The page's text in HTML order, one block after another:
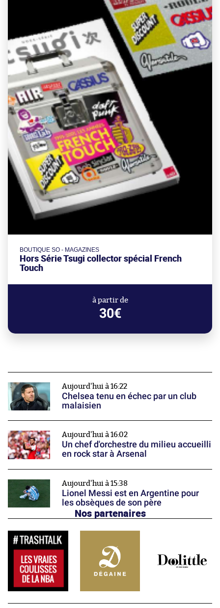
BOUTIQUE SO - MAGAZINES
Hors Série Tsugi collector spécial French
Touch
à partir de
30€
Aujourd'hui à 16:22
Chelsea tenu en échec par un club
malaisien
Aujourd'hui à 16:02
Un chef d'orchestre du milieu accueilli
en rock star à Arsenal
Aujourd'hui à 15:38
Lionel Messi est en Argentine pour
les obsèques de son père
Nos partenaires